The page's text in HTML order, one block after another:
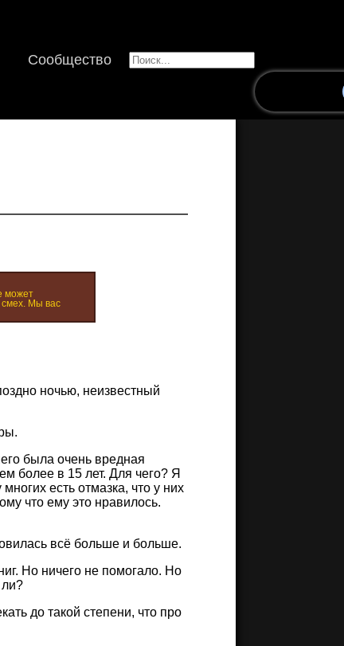
Сообщество
может
смех. Мы вас
ночью, неизвестный
была очень вредная
более в 15 лет. Для чего? Я
есть отмазка, что у них
что ему это нравилось.
всё больше и больше.
Но ничего не помогало. Но
ли?
до такой степени, что про